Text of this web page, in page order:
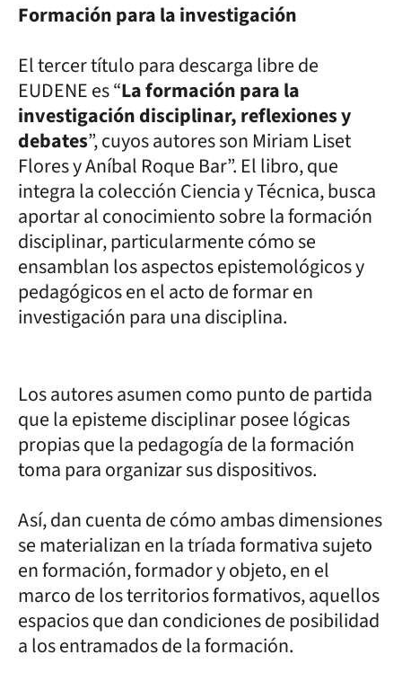
Formación para la investigación
El tercer título para descarga libre de
EUDENE es “La formación para la
investigación disciplinar, reflexiones y
debates”, cuyos autores son Miriam Liset
Flores y Aníbal Roque Bar”. El libro, que
integra la colección Ciencia y Técnica, busca
aportar al conocimiento sobre la formación
disciplinar, particularmente cómo se
ensamblan los aspectos epistemológicos y
pedagógicos en el acto de formar en
investigación para una disciplina.
Los autores asumen como punto de partida
que la episteme disciplinar posee lógicas
propias que la pedagogía de la formación
toma para organizar sus dispositivos.
Así, dan cuenta de cómo ambas dimensiones
se materializan en la tríada formativa sujeto
en formación, formador y objeto, en el
marco de los territorios formativos, aquellos
espacios que dan condiciones de posibilidad
a los entramados de la formación.